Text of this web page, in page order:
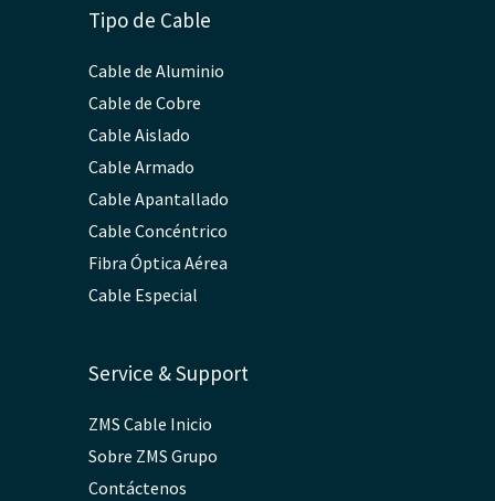
Tipo de Cable
Cable de Aluminio
Cable de Cobre
Cable Aislado
Cable Armado
Cable Apantallado
Cable Concéntrico
Fibra Óptica Aérea
Cable Especial
Service & Support
ZMS Cable Inicio
Sobre ZMS Grupo
Contáctenos